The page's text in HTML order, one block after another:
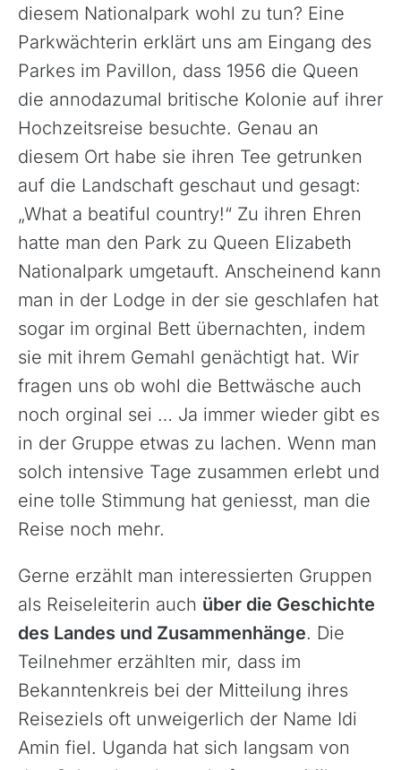
diesem Nationalpark wohl zu tun? Eine
Parkwächterin erklärt uns am Eingang des
Parkes im Pavillon, dass 1956 die Queen
die annodazumal britische Kolonie auf ihrer
Hochzeitsreise besuchte. Genau an
diesem Ort habe sie ihren Tee getrunken
auf die Landschaft geschaut und gesagt:
„What a beatiful country!“ Zu ihren Ehren
hatte man den Park zu Queen Elizabeth
Nationalpark umgetauft. Anscheinend kann
man in der Lodge in der sie geschlafen hat
sogar im orginal Bett übernachten, indem
sie mit ihrem Gemahl genächtigt hat. Wir
fragen uns ob wohl die Bettwäsche auch
noch orginal sei … Ja immer wieder gibt es
in der Gruppe etwas zu lachen. Wenn man
solch intensive Tage zusammen erlebt und
eine tolle Stimmung hat geniesst, man die
Reise noch mehr.
Gerne erzählt man interessierten Gruppen
als Reiseleiterin auch über die Geschichte
des Landes und Zusammenhänge. Die
Teilnehmer erzählten mir, dass im
Bekanntenkreis bei der Mitteilung ihres
Reiseziels oft unweigerlich der Name Idi
Amin fiel. Uganda hat sich langsam von
Frankreich
Griechenland
Island
Italien
Kroatien
Madeira, Portugal
Norwegen
Österreich
Portugal
Sardinien, Italien
Schottland
Schweiz & Fahrtechnikkurse
Slowenien
Skandinavien
Spanien
Transalp/Alpenüberquerungen
Türkei